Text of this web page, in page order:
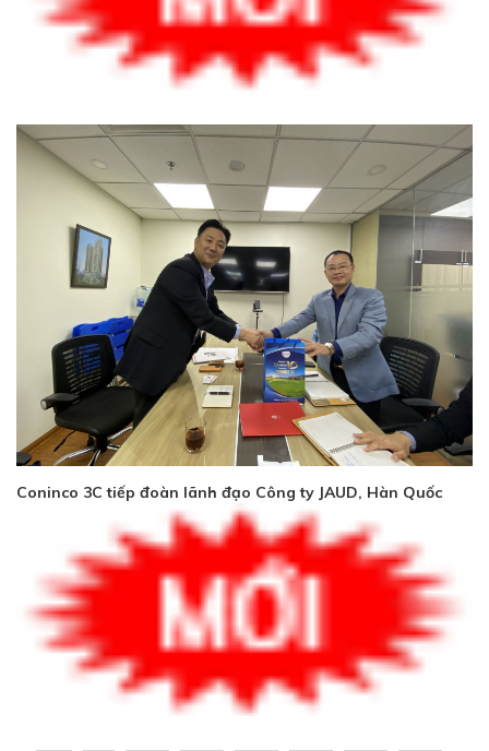
Coninco 3C tiếp đoàn lãnh đạo Công ty JAUD, Hàn Quốc